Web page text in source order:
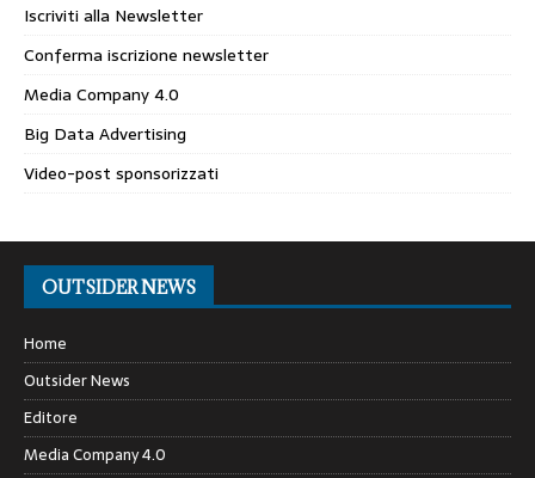
Iscriviti alla Newsletter
Conferma iscrizione newsletter
Media Company 4.0
Big Data Advertising
Video-post sponsorizzati
OUTSIDER NEWS
Home
Outsider News
Editore
Media Company 4.0